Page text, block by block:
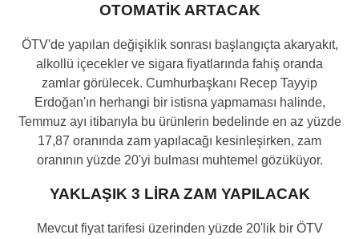
OTOMATİK ARTACAK
ÖTV'de yapılan değişiklik sonrası başlangıçta akaryakıt,
alkollü içecekler ve sigara fiyatlarında fahiş oranda
zamlar görülecek. Cumhurbaşkanı Recep Tayyip
Erdoğan'ın herhangi bir istisna yapmaması halinde,
Temmuz ayı itibarıyla bu ürünlerin bedelinde en az yüzde
17,87 oranında zam yapılacağı kesinleşirken, zam
oranının yüzde 20'yi bulması muhtemel gözüküyor.
YAKLAŞIK 3 LİRA ZAM YAPILACAK
Mevcut fiyat tarifesi üzerinden yüzde 20'lik bir ÖTV